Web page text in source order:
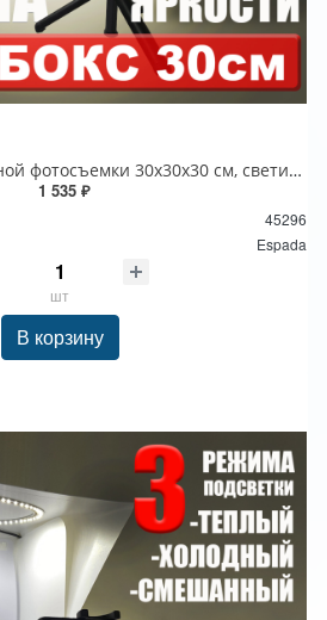
Лайт-куб для предметной фотосъемки 30x30x30 см, светильник LED USB, модель ELC30, Espada
1 535 ₽
45296
Espada
шт
В корзину